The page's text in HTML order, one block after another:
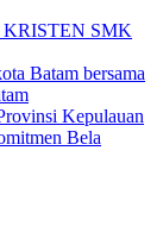
SMK
Batam bersama
Kepulauan
Bela